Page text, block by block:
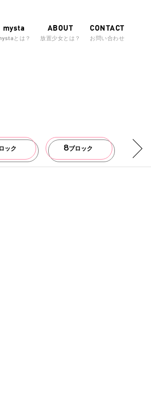
mysta
とは？
ABOUT
放置少女とは？
CONTACT
お問い合わせ
ック 8ブロック 9